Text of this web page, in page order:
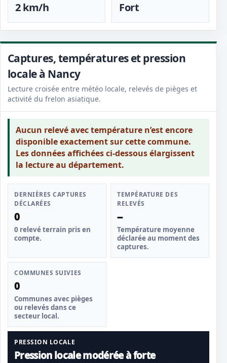
2 km/h Fort
Captures, températures et pression
locale à Nancy
Lecture croisée entre météo locale, relevés de pièges et
activité du frelon asiatique.
Aucun relevé avec température n’est encore
disponible exactement sur cette commune.
Les données affichées ci-dessous élargissent
la lecture au département.
DERNIÈRES CAPTURES
DÉCLARÉES
0
0 relevé terrain pris en
compte.
TEMPÉRATURE DES
RELEVÉS
--
Température moyenne
déclarée au moment des
captures.
COMMUNES SUIVIES
0
Communes avec pièges
ou relevés dans ce
secteur local.
PRESSION LOCALE
Pression locale modérée à forte